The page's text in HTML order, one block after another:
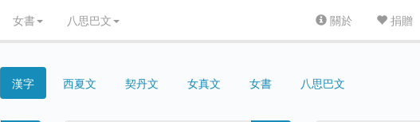
女書 八思巴文 關於 捐贈
漢字 西夏文 契丹文 女真文 女書 八思巴文